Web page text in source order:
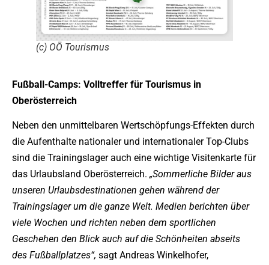
(c) OÖ Tourismus
Fußball-Camps: Volltreffer für Tourismus in
Oberösterreich
Neben den unmittelbaren Wertschöpfungs-Effekten durch
die Aufenthalte nationaler und internationaler Top-Clubs
sind die Trainingslager auch eine wichtige Visitenkarte für
das Urlaubsland Oberösterreich. „Sommerliche Bilder aus
unseren Urlaubsdestinationen gehen während der
Trainingslager um die ganze Welt. Medien berichten über
viele Wochen und richten neben dem sportlichen
Geschehen den Blick auch auf die Schönheiten abseits
des Fußballplatzes“, sagt Andreas Winkelhofer,